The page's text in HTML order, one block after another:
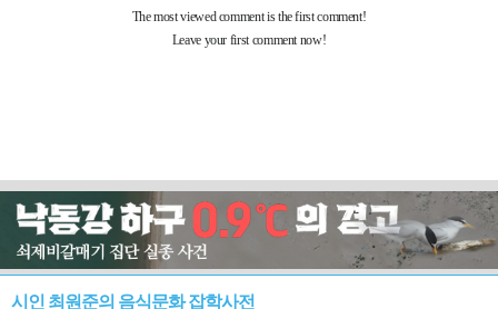
시인 최원준의 음식문화 잡학사전